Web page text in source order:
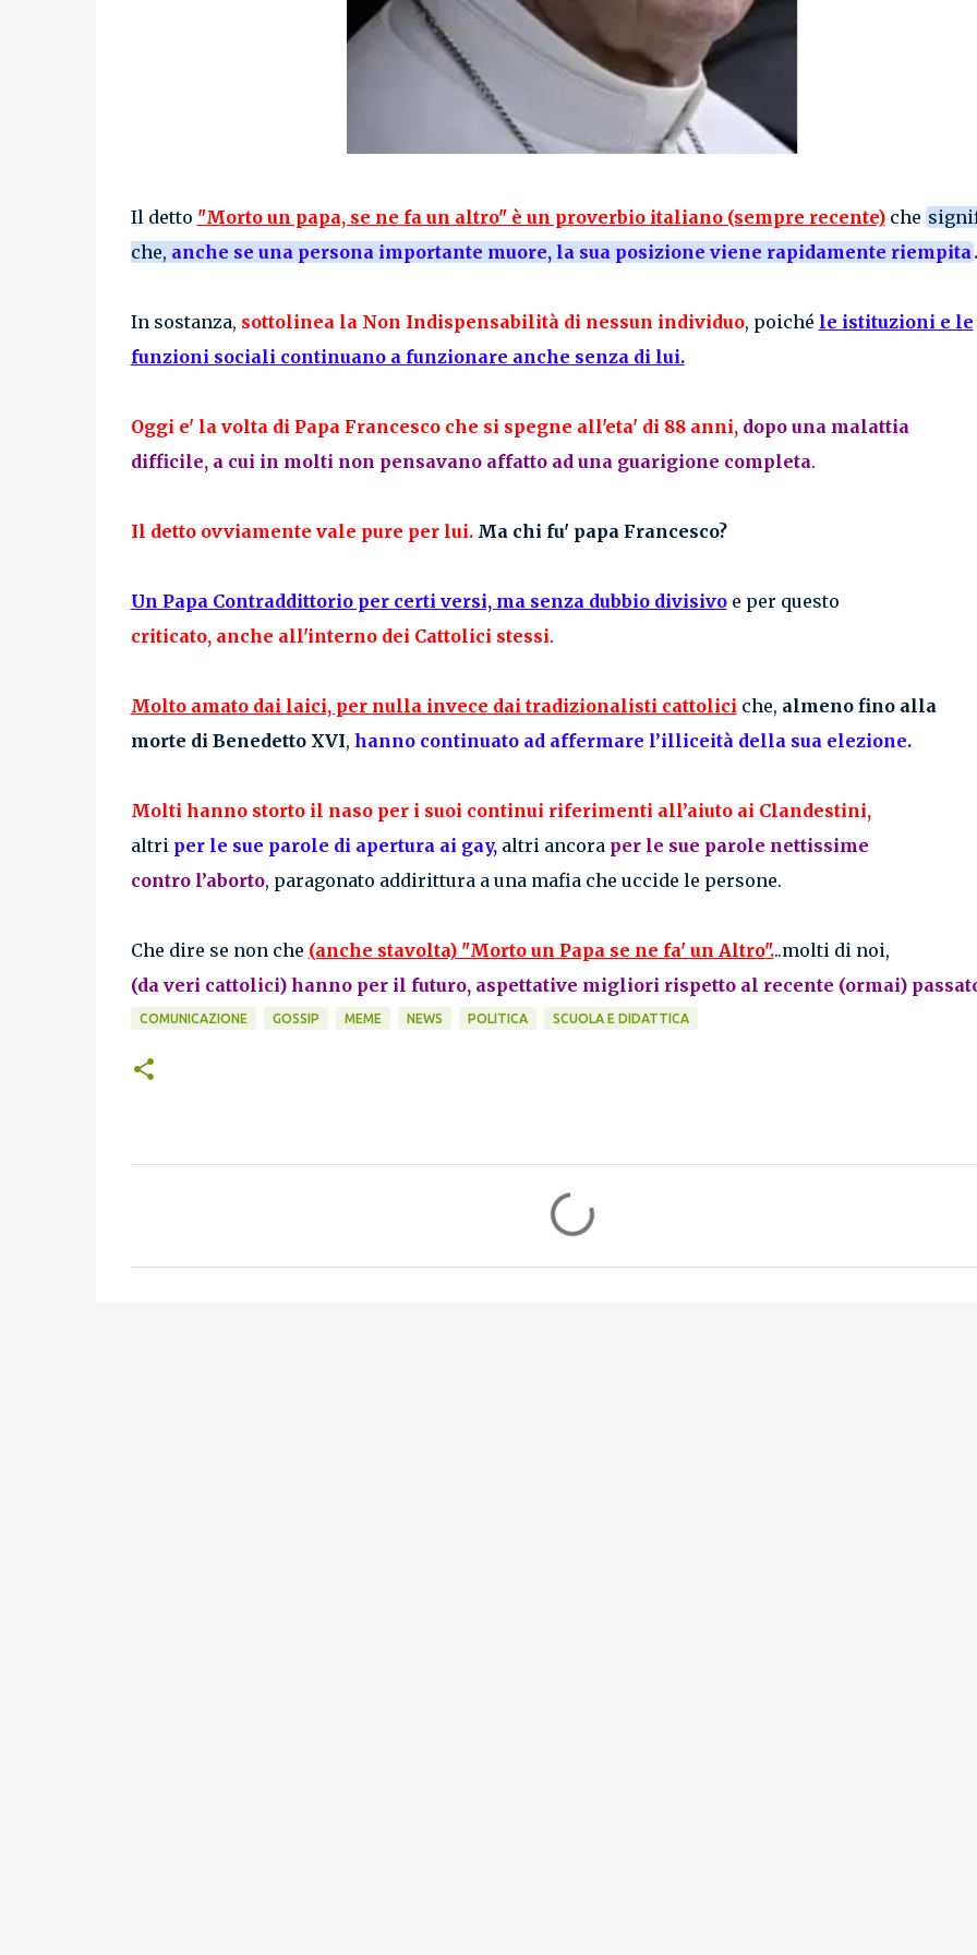
Il detto "Morto un papa, se ne fa un altro" è un proverbio italiano (sempre recente)che
che, anche se una persona importante muore, la sua posizione viene rapidamente riempita
In sostanza, sottolinea la Non Indispensabilità di nessun individuo, poiché le istituzioni e le
funzioni sociali continuano a funzionare anche senza di lui.
Oggi e' la volta di Papa Francesco che si spegne all'eta' di 88 anni, dopo una malattia
difficile, a cui in molti non pensavano affatto ad una guarigione completa.
Il detto ovviamente vale pure per lui. Ma chi fu' papa Francesco?
Un Papa Contraddittorio per certi versi, ma senza dubbio divisivoe per questo
criticato, anche all'interno dei Cattolici stessi.
Molto amato dai laici, per nulla invece dai tradizionalisti cattolici che, almeno fino alla
morte di Benedetto XVI, hanno continuato ad affermare l’illiceità della sua elezione.
Molti hanno storto il naso per i suoi continui riferimenti all’aiuto ai Clandestini,
altri per le sue parole di apertura ai gay,altri ancora per le sue parole nettissime
contro l’aborto, paragonato addirittura a una mafia che uccide le persone.
Che dire se non che (anche stavolta) "Morto un Papa se ne fa' un Altro"...molti di noi,
(da veri cattolici) hanno per il futuro, aspettative migliori rispetto al recente (ormai)
COMUNICAZIONE GOSSIP MEME NEWS POLITICA SCUOLA E DIDATTICA